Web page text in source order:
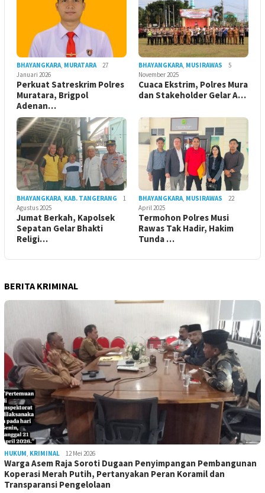
BHAYANGKARA MURATARA
27
Januari 2026
Perkuat Satreskrim Polres
Muratara, Brigpol
Adenan…
BHAYANGKARA MUSIRAWAS
5
November 2025
Cuaca Ekstrim, Polres Mura
dan Stakeholder Gelar A…
BHAYANGKARA KAB. TANGERANG
1
Agustus 2025
Jumat Berkah, Kapolsek
Sepatan Gelar Bhakti
Religi…
BHAYANGKARA MUSIRAWAS
22
April 2025
Termohon Polres Musi
Rawas Tak Hadir, Hakim
Tunda …
BERITA KRIMINAL
HUKUM KRIMINAL 12 Mei 2026
Warga Asem Raja Soroti Dugaan Penyimpangan Pembangunan
Koperasi Merah Putih, Pertanyakan Peran Koramil dan
Transparansi Pengelolaan